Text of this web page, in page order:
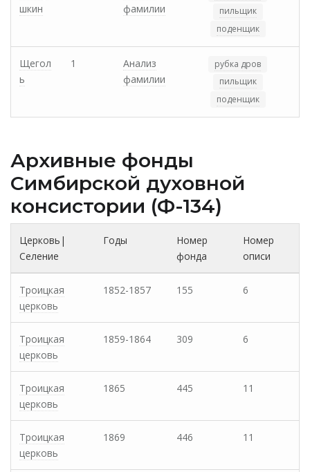
шкин
фамилии
пильщик
поденщик
Щегол
ь
1
Анализ
фамилии
рубка дров
пильщик
поденщик
Архивные фонды
Cимбирской духовной
консистории (Ф-134)
Церковь|
Селение
Годы
Номер
фонда
Номер
описи
Троицкая
церковь
1852-1857 155 6
Троицкая
церковь
1859-1864 309 6
Троицкая
церковь
1865 445 11
Троицкая
церковь
1869 446 11